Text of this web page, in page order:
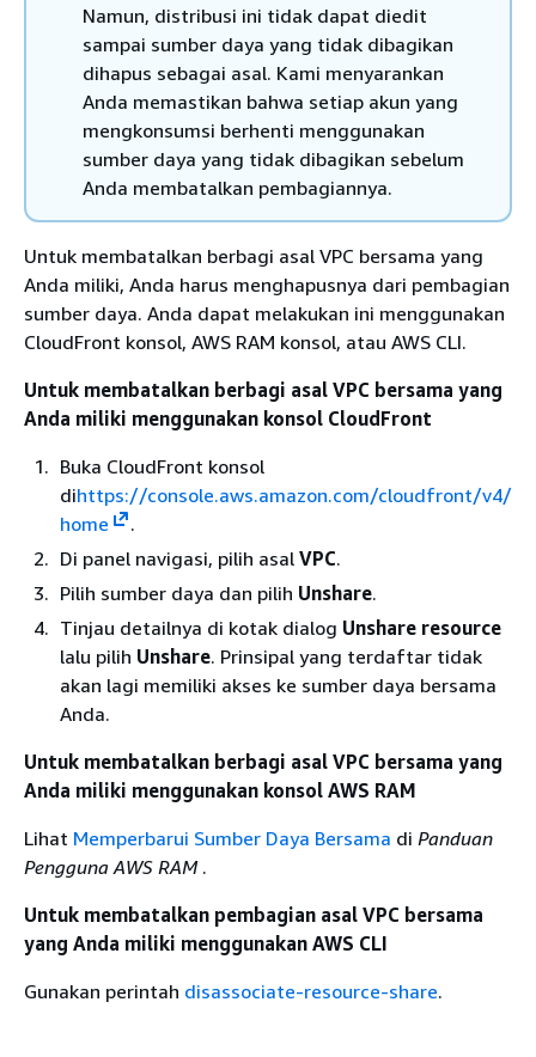
Namun, distribusi ini tidak dapat diedit
sampai sumber daya yang tidak dibagikan
dihapus sebagai asal. Kami menyarankan
Anda memastikan bahwa setiap akun yang
mengkonsumsi berhenti menggunakan
sumber daya yang tidak dibagikan sebelum
Anda membatalkan pembagiannya.
Untuk membatalkan berbagi asal VPC bersama yang
Anda miliki, Anda harus menghapusnya dari pembagian
sumber daya. Anda dapat melakukan ini menggunakan
CloudFront konsol, AWS RAM konsol, atau AWS CLI.
Untuk membatalkan berbagi asal VPC bersama yang
Anda miliki menggunakan konsol CloudFront
Buka CloudFront konsol
dihttps://console.aws.amazon.com/cloudfront/v4/
home
.
Di panel navigasi, pilih asal VPC.
Pilih sumber daya dan pilih Unshare.
Tinjau detailnya di kotak dialog Unshare resource
lalu pilih Unshare. Prinsipal yang terdaftar tidak
akan lagi memiliki akses ke sumber daya bersama
Anda.
Untuk membatalkan berbagi asal VPC bersama yang
Anda miliki menggunakan konsol AWS RAM
Lihat Memperbarui Sumber Daya Bersama di Panduan
Pengguna AWS RAM .
Untuk membatalkan pembagian asal VPC bersama
yang Anda miliki menggunakan AWS CLI
Gunakan perintah disassociate-resource-share.